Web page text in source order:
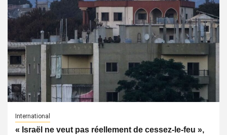
International
« Israël ne veut pas réellement de cessez-le-feu »,